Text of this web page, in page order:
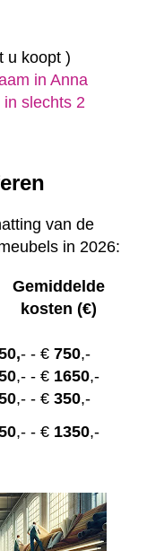
u koopt )
in Anna
slechts 2
van de
in 2026:
Gemiddelde
kosten (€)
- - € 750,-
,- - € 1650,-
,- - € 350,-
,- - € 1350,-